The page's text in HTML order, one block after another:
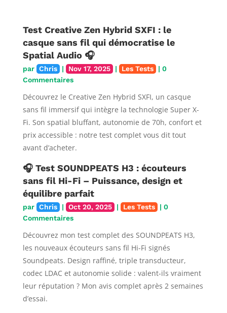
Test Creative Zen Hybrid SXFI : le
casque sans fil qui démocratise le
Spatial Audio 🎧
par Chris | Nov 17, 2025 | Les Tests | 0
Commentaires
Découvrez le Creative Zen Hybrid SXFI, un casque
sans fil immersif qui intègre la technologie Super X-
Fi. Son spatial bluffant, autonomie de 70h, confort et
prix accessible : notre test complet vous dit tout
avant d’acheter.
🎧 Test SOUNDPEATS H3 : écouteurs
sans fil Hi-Fi – Puissance, design et
équilibre parfait
par Chris | Oct 20, 2025 | Les Tests | 0
Commentaires
Découvrez mon test complet des SOUNDPEATS H3,
les nouveaux écouteurs sans fil Hi-Fi signés
Soundpeats. Design raffiné, triple transducteur,
codec LDAC et autonomie solide : valent-ils vraiment
leur réputation ? Mon avis complet après 2 semaines
d’essai.